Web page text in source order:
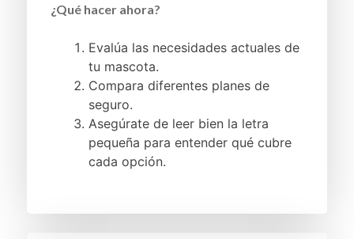
¿Qué hacer ahora?
Evalúa las necesidades actuales de
tu mascota.
Compara diferentes planes de
seguro.
Asegúrate de leer bien la letra
pequeña para entender qué cubre
cada opción.